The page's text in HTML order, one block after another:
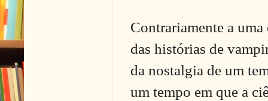
Contrariamente a
das histórias de
da nostalgia de um
um tempo em que a